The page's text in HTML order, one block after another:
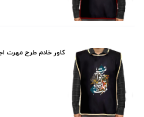
کاور خادم طرح مهرت